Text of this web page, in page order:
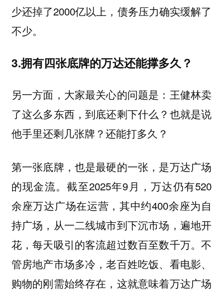
少还掉了2000亿以上，债务压力确实缓解了
不少。
3.拥有四张底牌的万达还能撑多久？
另一方面，大家最关心的问题是：王健林卖
了这么多东西，到底还剩下什么？也就是说
他手里还剩几张牌？还能打多久？
第一张底牌，也是最硬的一张，是万达广场
的现金流。截至2025年9月，万达仍有520
余座万达广场在运营，其中约400余座为自
持广场，从一二线城市到下沉市场，遍地开
花，每天吸引的客流超过数百至数千万。不
管房地产市场多冷，老百姓吃饭、看电影、
购物的刚需始终存在，这就意味着万达广场